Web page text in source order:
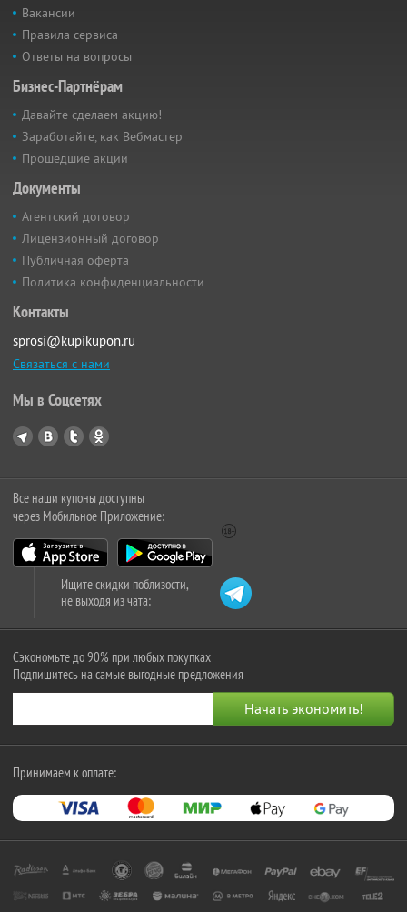
Вакансии
Правила сервиса
Ответы на вопросы
Бизнес-Партнёрам
Давайте сделаем акцию!
Заработайте, как Вебмастер
Прошедшие акции
Документы
Агентский договор
Лицензионный договор
Публичная оферта
Политика конфиденциальности
Контакты
sprosi@kupikupon.ru
Связаться с нами
Мы в Соцсетях
Все наши купоны доступны
через Мобильное Приложение:
Ищите скидки поблизости,
не выходя из чата:
Сэкономьте до 90% при любых покупках
Подпишитесь на самые выгодные предложения
Принимаем к оплате: